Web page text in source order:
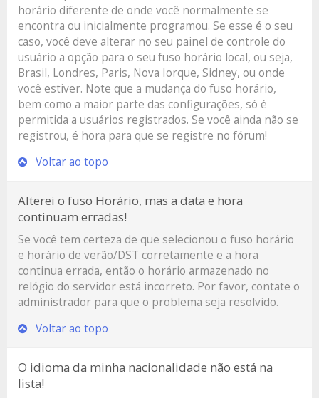
horário diferente de onde você normalmente se
encontra ou inicialmente programou. Se esse é o seu
caso, você deve alterar no seu painel de controle do
usuário a opção para o seu fuso horário local, ou seja,
Brasil, Londres, Paris, Nova Iorque, Sidney, ou onde
você estiver. Note que a mudança do fuso horário,
bem como a maior parte das configurações, só é
permitida a usuários registrados. Se você ainda não se
registrou, é hora para que se registre no fórum!
Voltar ao topo
Alterei o fuso Horário, mas a data e hora
continuam erradas!
Se você tem certeza de que selecionou o fuso horário
e horário de verão/DST corretamente e a hora
continua errada, então o horário armazenado no
relógio do servidor está incorreto. Por favor, contate o
administrador para que o problema seja resolvido.
Voltar ao topo
O idioma da minha nacionalidade não está na
lista!